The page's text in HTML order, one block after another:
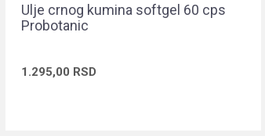
Ulje crnog kumina softgel 60 cps
Probotanic
1.295,00 RSD